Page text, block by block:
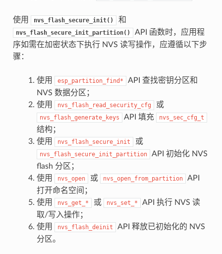
使用 nvs_flash_secure_init() 和
nvs_flash_secure_init_partition()
API 函数时，应用程
序如需在加密状态下执行 NVS 读写操作，应遵循以下步
骤：
使用 esp_partition_find*
API 查找密钥分区和
NVS 数据分区；
使用
nvs_flash_read_security_cfg 或
nvs_flash_generate_keys API 填充 nvs_sec_cfg_t
结构；
使用
nvs_flash_secure_init 或
nvs_flash_secure_init_partition
API 初始化 NVS
flash 分区；
使用
nvs_open 或 nvs_open_from_partition
API
打开命名空间；
使用
nvs_get_* 或 nvs_set_*
API 执行 NVS 读
取/写入操作；
使用
nvs_flash_deinit
API 释放已初始化的 NVS
分区。